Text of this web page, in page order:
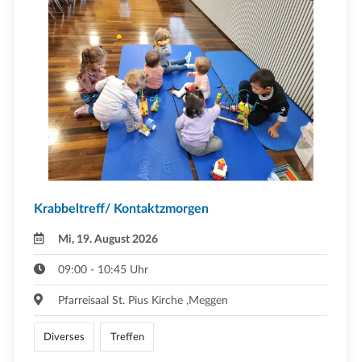
Krabbeltreff/ Kontaktzmorgen
Mi, 19. August 2026
09:00 - 10:45 Uhr
Pfarreisaal St. Pius Kirche ,Meggen
Diverses Treffen